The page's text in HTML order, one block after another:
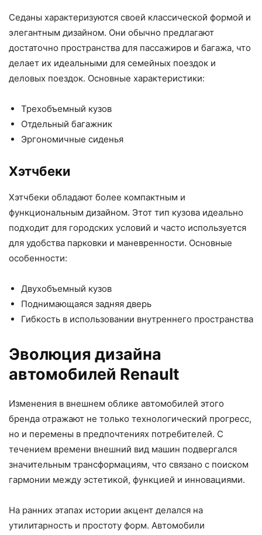
Седаны характеризуются своей классической формой и
элегантным дизайном. Они обычно предлагают
достаточно пространства для пассажиров и багажа, что
делает их идеальными для семейных поездок и
деловых поездок. Основные характеристики:
Трехобъемный кузов
Отдельный багажник
Эргономичные сиденья
Хэтчбеки
Хэтчбеки обладают более компактным и
функциональным дизайном. Этот тип кузова идеально
подходит для городских условий и часто используется
для удобства парковки и маневренности. Основные
особенности:
Двухобъемный кузов
Поднимающаяся задняя дверь
Гибкость в использовании внутреннего пространства
Эволюция дизайна
автомобилей Renault
Изменения в внешнем облике автомобилей этого
бренда отражают не только технологический прогресс,
но и перемены в предпочтениях потребителей. С
течением времени внешний вид машин подвергался
значительным трансформациям, что связано с поиском
гармонии между эстетикой, функцией и инновациями.
На ранних этапах истории акцент делался на
утилитарность и простоту форм. Автомобили